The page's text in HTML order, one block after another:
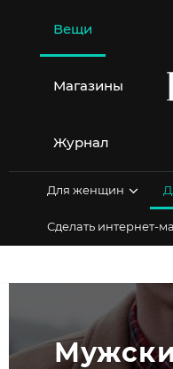
содержимому
Вещи
Магазины
Журнал
Для женщин
Сделать интернет-